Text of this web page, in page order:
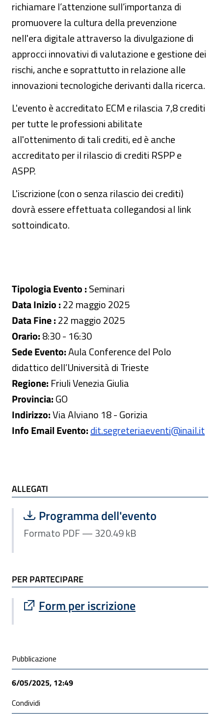
richiamare l’attenzione sull’importanza di
promuovere la cultura della prevenzione
nell'era digitale attraverso la divulgazione di
approcci innovativi di valutazione e gestione dei
rischi, anche e soprattutto in relazione alle
innovazioni tecnologiche derivanti dalla ricerca.
L'evento è accreditato ECM e rilascia 7,8 crediti
per tutte le professioni abilitate
all'ottenimento di tali crediti, ed è anche
accreditato per il rilascio di crediti RSPP e
ASPP.
L'iscrizione (con o senza rilascio dei crediti)
dovrà essere effettuata collegandosi al link
sottoindicato.
Tipologia Evento :Seminari
Data Inizio :22 maggio 2025
Data Fine :22 maggio 2025
Orario:8:30 - 16:30
Sede Evento:Aula Conference del Polo
didattico dell’Università di Trieste
Regione: Friuli Venezia Giulia
Provincia:GO
Indirizzo:Via Alviano 18 - Gorizia
Info Email Evento:dit.segreteriaeventi@inail.it
ALLEGATI e TI POTREBBE INTERESSARE
ALLEGATI
Scarica file:
Programma dell'evento
Formato PDF — Dimensione 320.49 kB
Formato PDF — 320.49 kB
PER PARTECIPARE
Form per iscrizione
Sito esterno : apre una nuova finestra
Condivisione social
Pubblicazione
6/05/2025, 12:49
Condividi